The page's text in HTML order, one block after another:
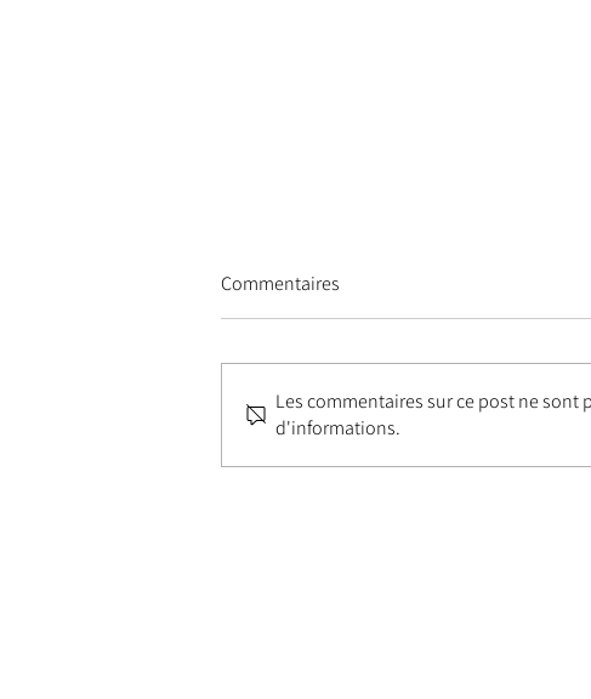
Louis Winsberg : une residence
Commentaires
Les commentaires sur ce post ne
d'informations.